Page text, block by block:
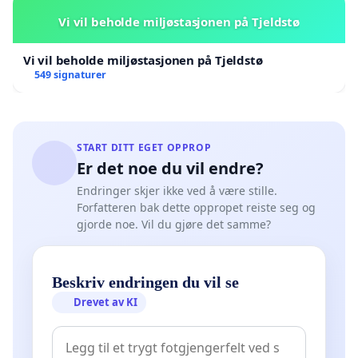
Naturområdet vårt e med andre ord te stor glede for
«Forbedring» som i å kjøra inn maskineri og verktøy
dagsturhytta og laga frisbee-golfbane. Vel og merka
benyttelse og te allemanns glede. Det e ingenting å
Men så lure jo eg på koffår. -For eg meine jo at
som det allerede e. -Men så e jo eg kanhenda bare
ska diskutera og krangla på absolutt alt…
Vi vil beholde miljøstasjonen på Tjeldstø
Vi vil beholde miljøstasjonen på Tjeldstø
549 signaturer
START DITT EGET OPPROP
Er det noe du vil endre?
Endringer skjer ikke ved å være stille.
Forfatteren bak dette oppropet reiste seg og
gjorde noe. Vil du gjøre det samme?
Beskriv endringen du vil se
Drevet av KI